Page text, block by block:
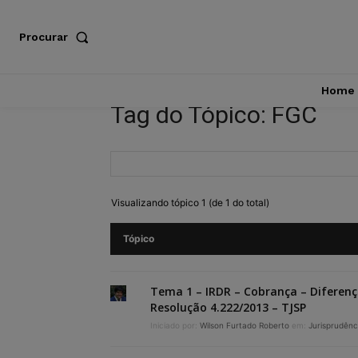
Procurar
Home
Tag do Tópico: FGC
Visualizando tópico 1 (de 1 do total)
Tópico
Tema 1 – IRDR – Cobrança –
Resolução 4.222/2013 – TJSP
Iniciado por: Wilson Furtado Roberto em: